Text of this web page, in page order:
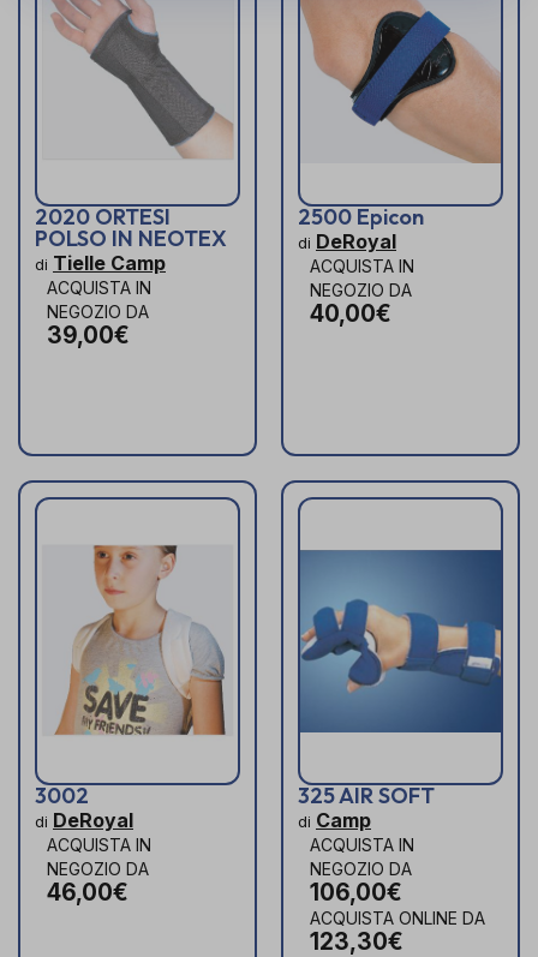
2020 ORTESI
POLSO IN NEOTEX
di Tielle Camp
ACQUISTA IN
NEGOZIO DA
39,00€
2500 Epicon
di DeRoyal
ACQUISTA IN
NEGOZIO DA
40,00€
3002
di DeRoyal
ACQUISTA IN
NEGOZIO DA
46,00€
325 AIR SOFT
di Camp
ACQUISTA IN
NEGOZIO DA
106,00€
ACQUISTA ONLINE DA
123,30€